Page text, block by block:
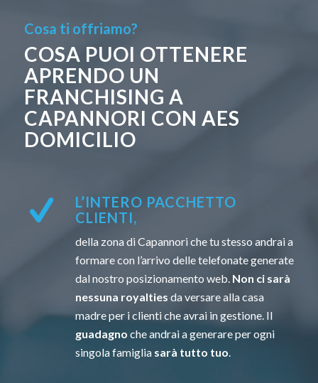
Cosa ti offriamo?
COSA PUOI OTTENERE
APRENDO UN
FRANCHISING A
CAPANNORI CON AES
DOMICILIO
L’INTERO PACCHETTO
CLIENTI,
della zona di Capannori che tu stesso andrai a
formare con l’arrivo delle telefonate generate
dal nostro posizionamento web. Non ci sarà
nessuna royalties da versare alla casa
madre per i clienti che avrai in gestione. Il
guadagno che andrai a generare per ogni
singola famiglia sarà tutto tuo.